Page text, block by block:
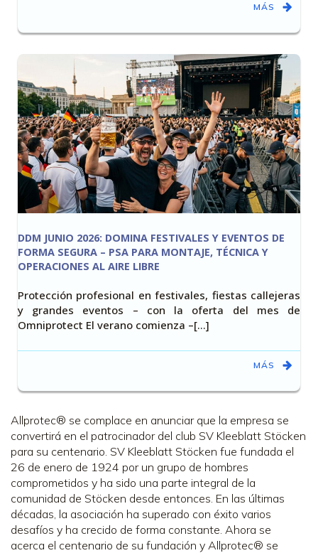
MÁS
DDM JUNIO 2026: DOMINA FESTIVALES Y EVENTOS DE
FORMA SEGURA – PSA PARA MONTAJE, TÉCNICA Y
OPERACIONES AL AIRE LIBRE
Protección profesional en festivales, fiestas callejeras
y grandes eventos – con la oferta del mes de
Omniprotect El verano comienza –[…]
MÁS
Allprotec® se complace en anunciar que la empresa se
convertirá en el patrocinador del club SV Kleeblatt Stöcken
para su centenario. SV Kleeblatt Stöcken fue fundada el
26 de enero de 1924 por un grupo de hombres
comprometidos y ha sido una parte integral de la
comunidad de Stöcken desde entonces. En las últimas
décadas, la asociación ha superado con éxito varios
desafíos y ha crecido de forma constante. Ahora se
acerca el centenario de su fundación y Allprotec® se